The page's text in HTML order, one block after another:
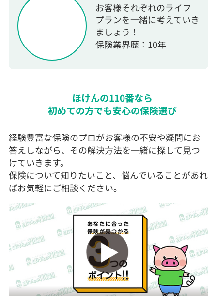
お客様それぞれのライフ
プランを一緒に考えていき
ましょう！
保険業界歴：10年
ほけんの110番なら
初めての方でも安心の保険選び
経験豊富な保険のプロがお客様の不安や疑問にお
答えしながら、その解決方法を一緒に探して見つ
けていきます。
保険について知りたいこと、悩んでいることがあれ
ばお気軽にご相談ください。